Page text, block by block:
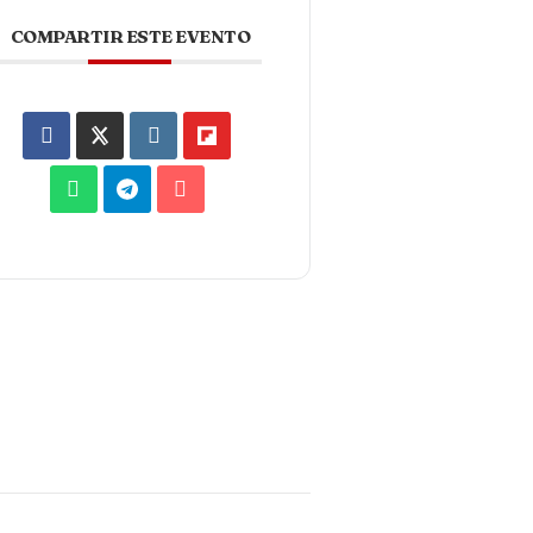
COMPARTIR ESTE EVENTO